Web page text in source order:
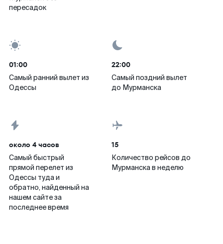
пересадок
01:00
Самый ранний вылет из
Одессы
22:00
Самый поздний вылет
до Мурманска
около 4 часов
Самый быстрый
прямой перелет из
Одессы туда и
обратно, найденный на
нашем сайте за
последнее время
15
Количество рейсов до
Мурманска в неделю